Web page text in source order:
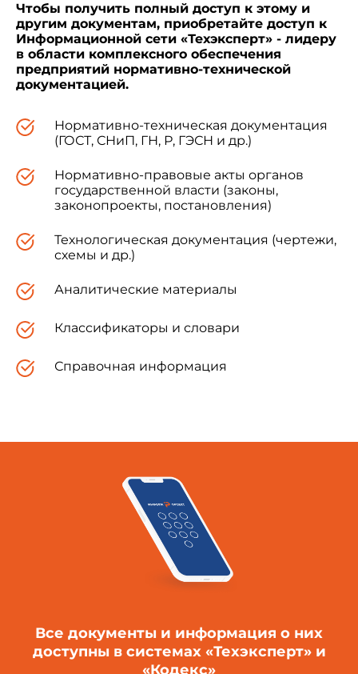
Чтобы получить полный доступ к этому и
другим документам, приобретайте доступ к
Информационной сети «Техэксперт» - лидеру
в области комплексного обеспечения
предприятий нормативно-технической
документацией.
Нормативно-техническая документация
(ГОСТ, СНиП, ГН, Р, ГЭСН и др.)
Нормативно-правовые акты органов
государственной власти (законы,
законопроекты, постановления)
Технологическая документация (чертежи,
схемы и др.)
Аналитические материалы
Классификаторы и словари
Справочная информация
Все документы и информация о них
доступны в системах «Техэксперт» и
«Кодекс»